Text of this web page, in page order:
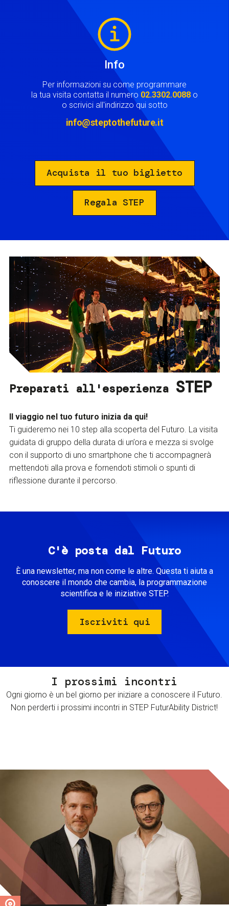
Info
Per informazioni su come programmare
la tua visita contatta il numero 02.3302.0088 o
o scrivici all'indirizzo qui sotto
info@steptothefuture.it
Acquista il tuo biglietto
Regala STEP
Preparati all'esperienza STEP
Il viaggio nel tuo futuro inizia da qui!
Ti guideremo nei 10 step alla scoperta del Futuro. La visita
guidata di gruppo della durata di un’ora e mezza si svolge
con il supporto di uno smartphone che ti accompagnerà
mettendoti alla prova e fornendoti stimoli o spunti di
riflessione durante il percorso.
C'è posta dal Futuro
È una newsletter, ma non come le altre. Questa ti aiuta a
conoscere il mondo che cambia, la programmazione
scientifica e le iniziative STEP.
Iscriviti qui
I prossimi incontri
Ogni giorno è un bel giorno per iniziare a conoscere il Futuro.
Non perderti i prossimi incontri in STEP FuturAbility District!
Image